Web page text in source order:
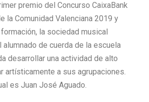
premio del Concurso CaixaBank
la Comunidad Valenciana 2019 y
la sociedad musical
alumnado de cuerda de la escuela
desarrollar una actividad de alto
artísticamente a sus agrupaciones.
es Juan José Aguado.